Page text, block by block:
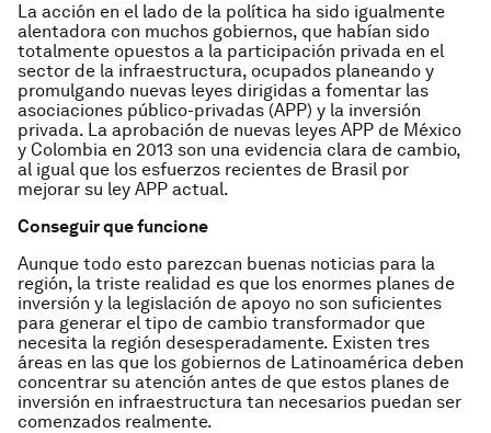
La acción en el lado de la política ha sido igualmente
alentadora con muchos gobiernos, que habían sido
totalmente opuestos a la participación privada en el
sector de la infraestructura, ocupados planeando y
promulgando nuevas leyes dirigidas a fomentar las
asociaciones público-privadas (APP) y la inversión
privada. La aprobación de nuevas leyes APP de México
y Colombia en 2013 son una evidencia clara de cambio,
al igual que los esfuerzos recientes de Brasil por
mejorar su ley APP actual.
Conseguir que funcione
Aunque todo esto parezcan buenas noticias para la
región, la triste realidad es que los enormes planes de
inversión y la legislación de apoyo no son suficientes
para generar el tipo de cambio transformador que
necesita la región desesperadamente. Existen tres
áreas en las que los gobiernos de Latinoamérica deben
concentrar su atención antes de que estos planes de
inversión en infraestructura tan necesarios puedan ser
comenzados realmente.